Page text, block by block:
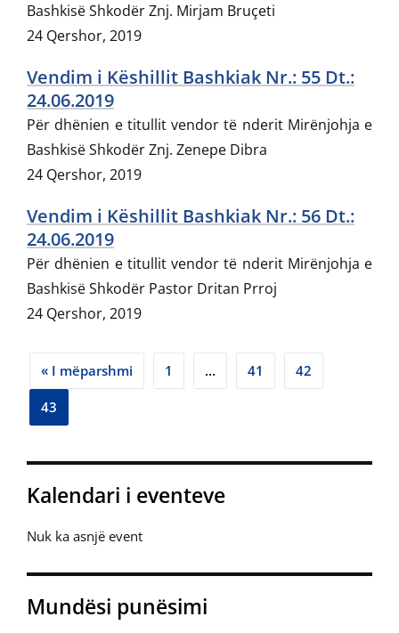
Bashkisë Shkodër Znj. Mirjam Bruçeti
24 Qershor, 2019
Vendim i Këshillit Bashkiak Nr.: 55 Dt.:
24.06.2019
Për dhënien e titullit vendor të nderit Mirënjohja e
Bashkisë Shkodër Znj. Zenepe Dibra
24 Qershor, 2019
Vendim i Këshillit Bashkiak Nr.: 56 Dt.:
24.06.2019
Për dhënien e titullit vendor të nderit Mirënjohja e
Bashkisë Shkodër Pastor Dritan Prroj
24 Qershor, 2019
« I mëparshmi 1 … 41 42
43
Kalendari i eventeve
Nuk ka asnjë event
Mundësi punësimi